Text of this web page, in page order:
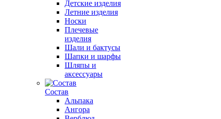
Детские изделия
Летние изделия
Носки
Плечевые
изделия
Шали и бактусы
Шапки и шарфы
Шляпы и
аксессуары
Состав
Альпака
Ангора